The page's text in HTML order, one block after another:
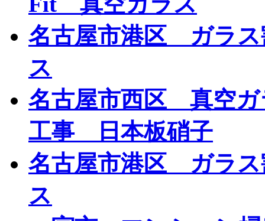
名古屋市港区 ガラ
ス
名古屋市西区 真空ガ
工事 日本板硝子
名古屋市港区 ガラ
ス